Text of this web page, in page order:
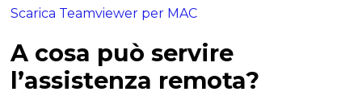
Scarica Teamviewer per MAC
A cosa può servire
l’assistenza remota?